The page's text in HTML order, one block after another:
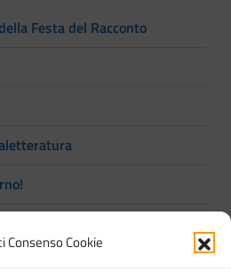
Consenso Cookie
Festa del Racconto